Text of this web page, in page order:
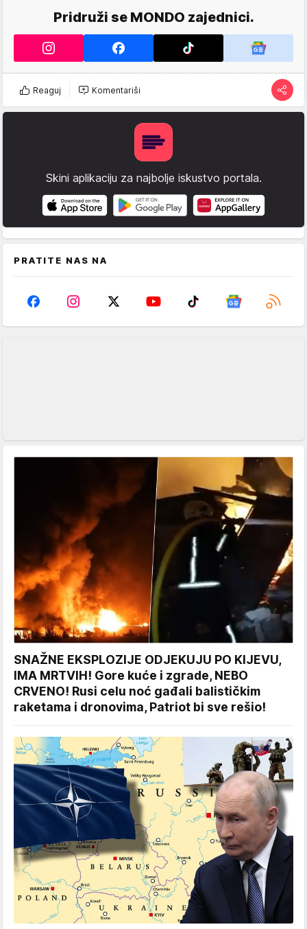
Pridruži se MONDO zajednici.
Reaguj Komentariši
Skini aplikaciju za najbolje iskustvo portala.
PRATITE NAS NA
SNAŽNE EKSPLOZIJE ODJEKUJU PO KIJEVU,
IMA MRTVIH! Gore kuće i zgrade, NEBO
CRVENO! Rusi celu noć gađali balističkim
raketama i dronovima, Patriot bi sve rešio!